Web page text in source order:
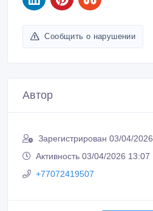
Сообщить о нарушении
Автор
Зарегистрирован 03/04/2026
Активность 03/04/2026 13:07
+77072419507